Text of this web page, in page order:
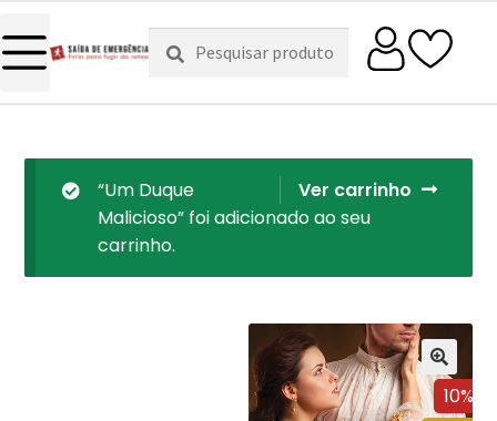
Pesquisar
por:
Pesquisa
Ver carrinho
“Um Duque
Malicioso” foi adicionado ao seu
carrinho.
10%